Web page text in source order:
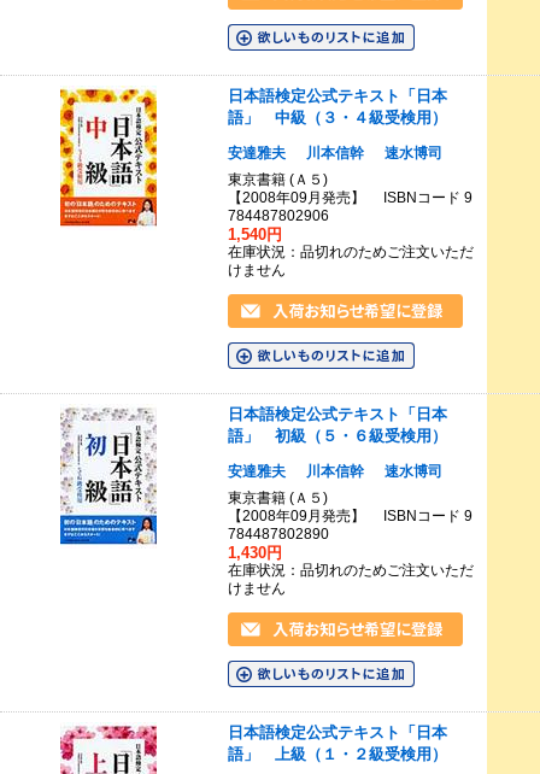
日本語検定公式テキスト「日本
語」 中級（３・４級受検用）
安達雅夫 川本信幹
速水博司
東京書籍 (Ａ５)
【2008年09月発売】 ISBNコード 9
784487802906
1,540円
在庫状況：品切れのためご注文いただ
けません
日本語検定公式テキスト「日本
語」 初級（５・６級受検用）
安達雅夫 川本信幹
速水博司
東京書籍 (Ａ５)
【2008年09月発売】 ISBNコード 9
784487802890
1,430円
在庫状況：品切れのためご注文いただ
けません
日本語検定公式テキスト「日本
語」 上級（１・２級受検用）